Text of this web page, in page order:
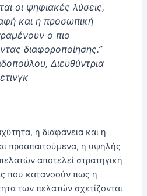
οι ψηφιακές λύσεις,
και η προσωπική
ο πιο
διαφοροποίησης.”
Διευθύντρια
η διαφάνεια και η
προαπαιτούμενα, η υψηλής
αποτελεί στρατηγική
που κατανοούν πως η
των πελατών σχετίζονται